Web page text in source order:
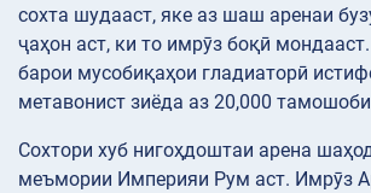
сохта шудааст, яке аз шаш аренаи
ҷаҳон аст, ки то имрӯз боқӣ
барои мусобиқаҳои гладиаторӣ
метавонист зиёда аз 20,000
Сохтори хуб нигоҳдоштаи арена
меъмории Империяи Рум аст. Имрӯз